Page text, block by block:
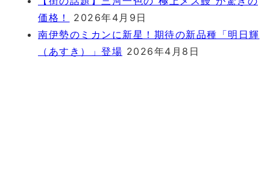
価格！
2026年4月9日
南伊勢のミカンに新星！期待の新品種「明日輝
（あすき）」登場 2026年4月8日